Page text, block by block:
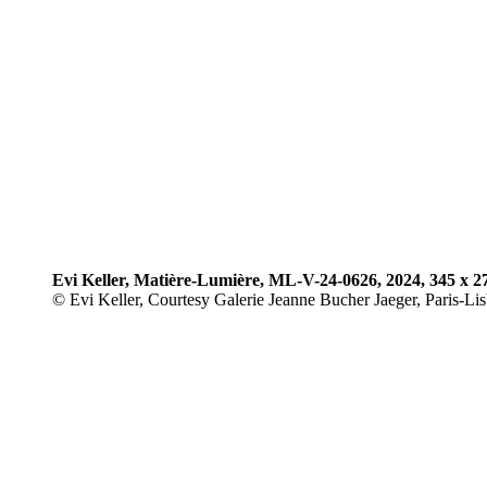
Evi Keller, Matière-Lumière, ML-V-24-0626, 2024, 345 x
© Evi Keller, Courtesy Galerie Jeanne Bucher Jaeger, Paris-